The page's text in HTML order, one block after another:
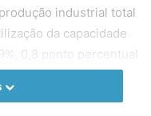
industrial total
da capacidade
0,8 ponto percentual
2022).
de novembro de 2023